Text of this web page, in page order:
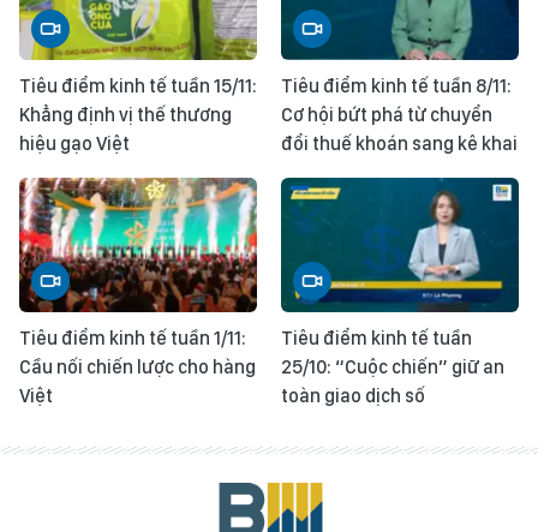
Tiêu điểm kinh tế tuần 15/11:
Khẳng định vị thế thương
hiệu gạo Việt
Tiêu điểm kinh tế tuần 8/11:
Cơ hội bứt phá từ chuyển
đổi thuế khoán sang kê khai
Tiêu điểm kinh tế tuần 1/11:
Cầu nối chiến lược cho hàng
Việt
Tiêu điểm kinh tế tuần
25/10: “Cuộc chiến” giữ an
toàn giao dịch số